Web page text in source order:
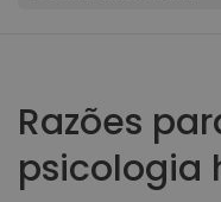
Razões
psicologia